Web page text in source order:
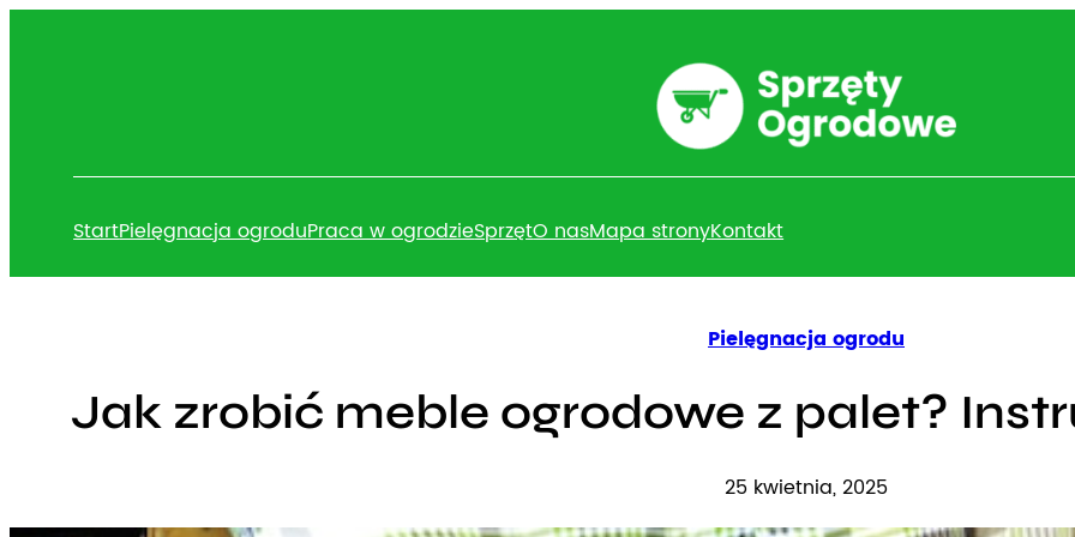
StartPielęgnacja ogroduPraca w ogrodzieSprzętO nasMapa stronyKontakt
Pielęgnacja ogrodu
Jak zrobić meble ogrodowe z palet?
25 kwietnia, 2025